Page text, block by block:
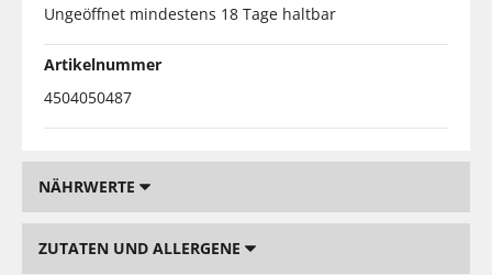
Ungeöffnet mindestens 18 Tage haltbar
Artikelnummer
4504050487
NÄHRWERTE
ZUTATEN UND ALLERGENE